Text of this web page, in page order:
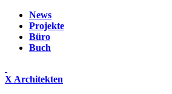
News
Projekte
Büro
Buch
X Architekten